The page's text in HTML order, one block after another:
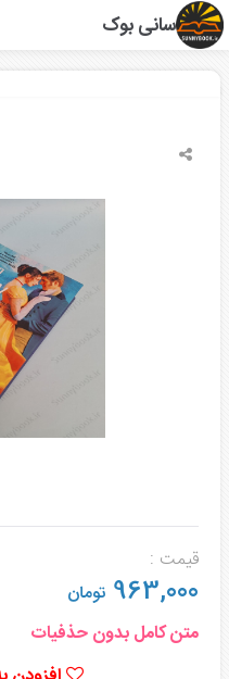
سانی بوک
قیمت :
963,000 تومان
متن کامل بدون حذفیات